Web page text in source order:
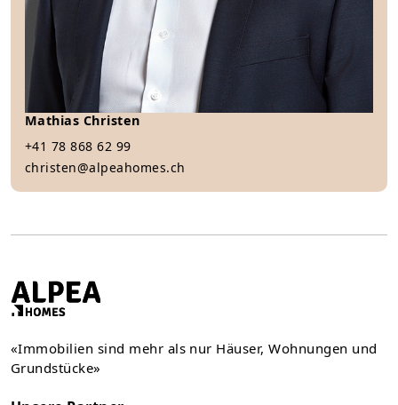
Mathias Christen
+41 78 868 62 99
christen@alpeahomes.ch
«Immobilien sind mehr als nur Häuser, Wohnungen und
Grundstücke»